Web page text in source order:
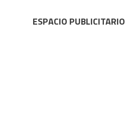
ESPACIO PUBLICITARIO